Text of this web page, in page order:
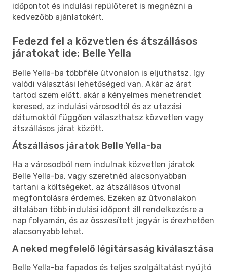
időpontot és indulási repülőteret is megnézni a
kedvezőbb ajánlatokért.
Fedezd fel a közvetlen és átszállásos
járatokat ide: Belle Yella
Belle Yella-ba többféle útvonalon is eljuthatsz, így
valódi választási lehetőséged van. Akár az árat
tartod szem előtt, akár a kényelmes menetrendet
keresed, az indulási városodtól és az utazási
dátumoktól függően választhatsz közvetlen vagy
átszállásos járat között.
Átszállásos járatok Belle Yella-ba
Ha a városodból nem indulnak közvetlen járatok
Belle Yella-ba, vagy szeretnéd alacsonyabban
tartani a költségeket, az átszállásos útvonal
megfontolásra érdemes. Ezeken az útvonalakon
általában több indulási időpont áll rendelkezésre a
nap folyamán, és az összesített jegyár is érezhetően
alacsonyabb lehet.
A neked megfelelő légitársaság kiválasztása
Belle Yella-ba fapados és teljes szolgáltatást nyújtó